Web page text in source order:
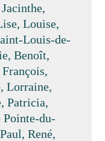
Louise,
Louis-de-
Benoît,
Lorraine,
Patricia,
Pointe-du-
René,